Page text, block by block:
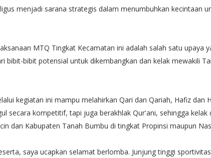
menjadi sarana strategis dalam menumbuhkan kecintaan
MTQ Tingkat Kecamatan ini adalah salah satu upaya
bibit-bibit potensial untuk dikembangkan dan kelak mewakili
kegiatan ini mampu melahirkan Qari dan Qariah, Hafiz dan
secara kompetitif, tapi juga berakhlak Qur'ani, sehingga
dan Kabupaten Tanah Bumbu di tingkat Propinsi maupun
saya ucapkan selamat berlomba. Junjung tinggi